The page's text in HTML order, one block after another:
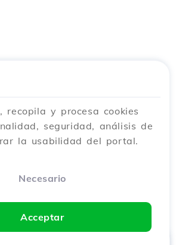
recopila y procesa cookies
seguridad, análisis de
la usabilidad del portal.
Necesario
Acceptar